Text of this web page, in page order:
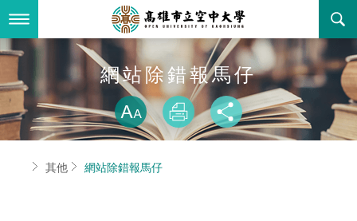
到
要
內最新消息
全部公告
教務公告
學系公告
關於本校
空大簡介
立案證明
本校位置
行政單位
行政單位簡介
學術單位
網站除錯報馬仔
略過字型切
放大
列印 分享
首頁其他 網站除錯報馬仔